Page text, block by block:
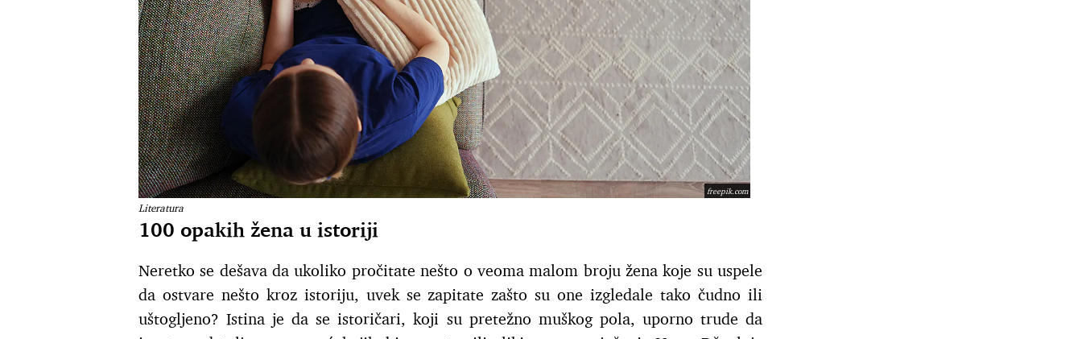
Literatura
freepik.com
100 opakih žena u istoriji
Neretko se dešava da ukoliko pročitate nešto o veoma malom broju žena koje su uspele
da ostvare nešto kroz istoriju, uvek se zapitate zašto su one izgledale tako čudno ili
uštogljeno? Istina je da se istoričari, koji su pretežno muškog pola, uporno trude da